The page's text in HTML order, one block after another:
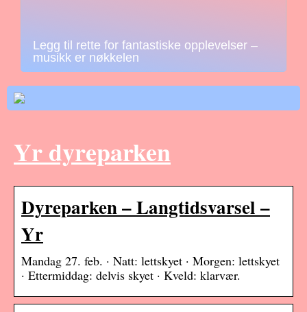
Legg til rette for fantastiske opplevelser –
musikk er nøkkelen
Yr dyreparken
Dyreparken – Langtidsvarsel –
Yr
Mandag 27. feb. · Natt: lettskyet · Morgen: lettskyet
· Ettermiddag: delvis skyet · Kveld: klarvær.